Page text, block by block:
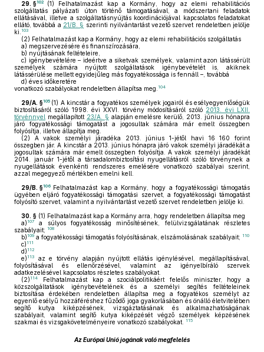
29. §102 (1)
Felhatalmazást kap a Kormány, hogy az elemi rehabilitációs
szolgáltatás pályázati úton történő támogatásával, a módszertani feladatok
ellátásával, illetve a szolgáltatásnyújtás koordinációjával kapcsolatos feladatokat
ellátó, továbbá a 21/B. § szerinti nyilvántartást vezető szervet rendeletben jelölje
ki. 103
(2) Felhatalmazást kap a Kormány, hogy az elemi rehabilitációs szolgáltatás
a) megszervezésére és finanszírozására,
b) nyújtásának feltételeire,
c) igénybevételére – ideértve a siketvak személyek, valamint azon látássérült
személyek számára nyújtott szolgáltatások igénybevételét is, akiknek
látássérülése mellett egyidejűleg más fogyatékossága is fennáll –, továbbá
d) éves időkeretére
vonatkozó szabályokat rendeletben állapítsa meg. 104
29/A. §105 (1) A kincstár a fogyatékos személyek jogairól és esélyegyenlőségük
biztosításáról szóló 1998. évi XXVI. törvény módosításáról szóló 2013. évi LXII.
törvénnyel megállapított 23/A. § alapján emelésre kerülő, 2013. június hónapra
járó fogyatékossági támogatást a jogosultak számára már emelt összegben
folyósítja, illetve állapítja meg.
(2) A vakok személyi járadéka 2013. június 1-jétől havi 16 160 forint
összegben jár. A kincstár a 2013. június hónapra járó vakok személyi járadékát a
jogosultak számára már emelt összegben folyósítja. A vakok személyi járadékát
2014. január 1-jétől a társadalombiztosítási nyugellátásról szóló törvénynek a
nyugellátások évenkénti rendszeres emelésére vonatkozó szabályai szerint,
azzal megegyező mértékben emelni kell.
29/B. §106 Felhatalmazást kap a Kormány, hogy a fogyatékossági támogatás
ügyében eljáró fogyatékossági támogatási szervet, a fogyatékossági támogatást
folyósító szervet, valamint a nyilvántartást vezető szervet rendeletben jelölje ki.
30. § (1) Felhatalmazást kap a Kormány arra, hogy rendeletben állapítsa meg
a) 107
a súlyos fogyatékosság minősítésének, felülvizsgálatának részletes
szabályait; 108
b) 109 a fogyatékossági támogatás folyósításának, elszámolásának szabályait; 110
c) 111
d) 112
e) 113
az e törvény alapján nyújtott ellátás igénylésével, megállapításával,
folyósításával és ellenőrzésével, valamint az igényelbíráló szervek
adatkezelésével kapcsolatos részletes szabályokat.
(2) 114
Felhatalmazást kap a szociálpolitikáért felelős miniszter, hogy a
közszolgáltatások igénybevételének és a személyi segítés feltételeinek
biztosítása érdekében rendeletben állapítsa meg a fogyatékos személyt az
egyenlő esélyű hozzáféréshez fűződő joga gyakorlásában és önálló életvitelében
segítő kutya kiképzésének, vizsgáztatásának és alkalmazhatóságának
szabályait, valamint segítő kutya kiképzését végző személyek képzésének
szakmai és vizsgakövetelményeire vonatkozó szabályokat.
115
Az Európai Unió jogának való megfelelés